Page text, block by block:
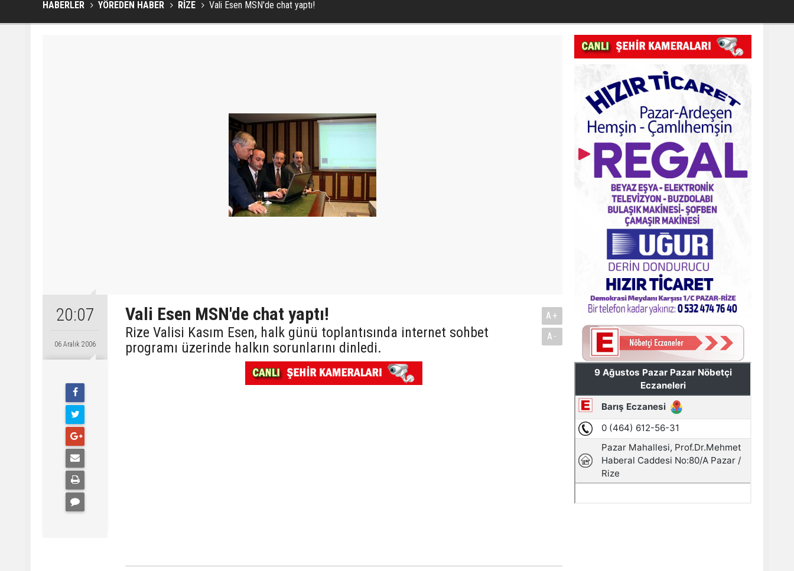
HABERLER YÖREDEN HABER RİZE Vali Esen MSN'de chat yaptı!
20:07
06 Aralık 2006
Vali Esen MSN'de chat yaptı!
Rize Valisi Kasım Esen, halk günü toplantısında internet sohbet
programı üzerinde halkın sorunlarını dinledi.
A+
A-